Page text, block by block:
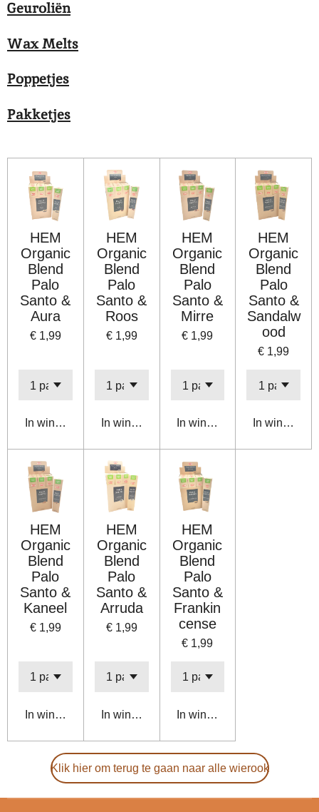
Geuroliën
Wax Melts
Poppetjes
Pakketjes
HEM
Organic
Blend
Palo
Santo &
Aura
€ 1,99
In winkelwagen
HEM
Organic
Blend
Palo
Santo &
Roos
€ 1,99
In winkelwagen
HEM
Organic
Blend
Palo
Santo &
Mirre
€ 1,99
In winkelwagen
HEM
Organic
Blend
Palo
Santo &
Sandalw
ood
€ 1,99
In
HEM
Organic
Blend
Palo
Santo &
Kaneel
€ 1,99
In winkelwagen
HEM
Organic
Blend
Palo
Santo &
Arruda
€ 1,99
In winkelwagen
HEM
Organic
Blend
Palo
Santo &
Frankin
cense
€ 1,99
In winkelwagen
Klik hier om terug te gaan naar alle wierook